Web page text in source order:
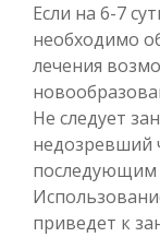
Если на 6-7
необходимо
лечения
Не следует
недозревший
последующим
приведет к